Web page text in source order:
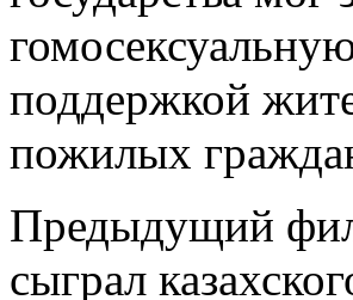
поддержкой
пожилых
Предыдущий
сыграл